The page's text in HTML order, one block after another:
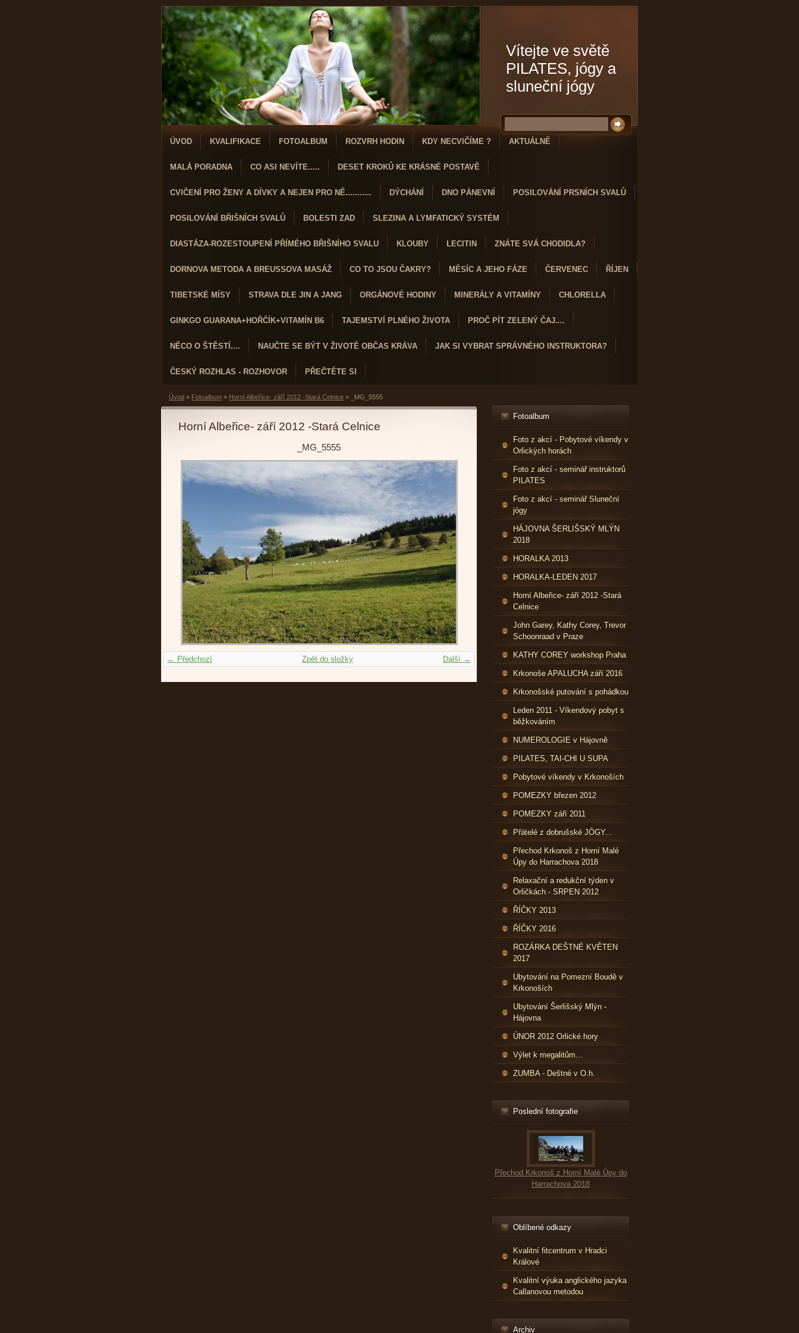
Vítejte ve světě
PILATES, jógy a
sluneční jógy
ÚVOD KVALIFIKACE FOTOALBUM ROZVRH HODIN KDY NECVIČÍME ? AKTUÁLNĚ
MALÁ PORADNA CO ASI NEVÍTE..... DESET KROKŮ KE KRÁSNÉ POSTAVĚ
CVIČENÍ PRO ŽENY A DÍVKY A NEJEN PRO NĚ........... DÝCHÁNÍ DNO PÁNEVNÍ POSILOVÁNÍ PRSNÍCH SVALŮ
POSILOVÁNÍ BŘIŠNÍCH SVALŮ BOLESTI ZAD SLEZINA A LYMFATICKÝ SYSTÉM
DIASTÁZA-ROZESTOUPENÍ PŘÍMÉHO BŘIŠNÍHO SVALU KLOUBY LECITIN ZNÁTE SVÁ CHODIDLA?
DORNOVA METODA A BREUSSOVA MASÁŽ CO TO JSOU ČAKRY? MĚSÍC A JEHO FÁZE ČERVENEC ŘÍJEN
TIBETSKÉ MÍSY STRAVA DLE JIN A JANG ORGÁNOVÉ HODINY MINERÁLY A VITAMÍNY CHLORELLA
GINKGO GUARANA+HOŘČÍK+VITAMÍN B6 TAJEMSTVÍ PLNÉHO ŽIVOTA PROČ PÍT ZELENÝ ČAJ....
NĚCO O ŠTĚSTÍ.... NAUČTE SE BÝT V ŽIVOTĚ OBČAS KRÁVA JAK SI VYBRAT SPRÁVNÉHO INSTRUKTORA?
ČESKÝ ROZHLAS - ROZHOVOR PŘEČTĚTE SI
Úvod » Fotoalbum » Horní Albeřice- září 2012 -Stará Celnice » _MG_5555
Horní Albeřice- září 2012 -Stará Celnice
_MG_5555
← Předchozí Další →
Zpět do složky
Fotoalbum
Foto z akcí - Pobytové víkendy v
Orlických horách
Foto z akcí - seminář instruktorů
PILATES
Foto z akcí - seminář Sluneční
jógy
HÁJOVNA ŠERLIŠSKÝ MLÝN
2018
HORALKA 2013
HORALKA-LEDEN 2017
Horní Albeřice- září 2012 -Stará
Celnice
John Garey, Kathy Corey, Trevor
Schoonraad v Praze
KATHY COREY workshop Praha
Krkonoše APALUCHA září 2016
Krkonošské putování s pohádkou
Leden 2011 - Víkendový pobyt s
běžkováním
NUMEROLOGIE v Hájovně
PILATES, TAI-CHI U SUPA
Pobytové víkendy v Krkonoších
POMEZKY březen 2012
POMEZKY září 2011
Přátelé z dobrušské JÓGY...
Přechod Krkonoš z Horní Malé
Úpy do Harrachova 2018
Relaxační a redukční týden v
Orličkách - SRPEN 2012
ŘÍČKY 2013
ŘÍČKY 2016
ROZÁRKA DEŠTNÉ KVĚTEN
2017
Ubytování na Pomezní Boudě v
Krkonoších
Ubytování Šerlišský Mlýn -
Hájovna
ÚNOR 2012 Orlické hory
Výlet k megalitům...
ZUMBA - Deštné v O.h.
Poslední fotografie
Přechod Krkonoš z Horní Malé Úpy do
Harrachova 2018
Oblíbené odkazy
Kvalitní fitcentrum v Hradci
Králové
Kvalitní výuka anglického jazyka
Callanovou metodou
Archiv